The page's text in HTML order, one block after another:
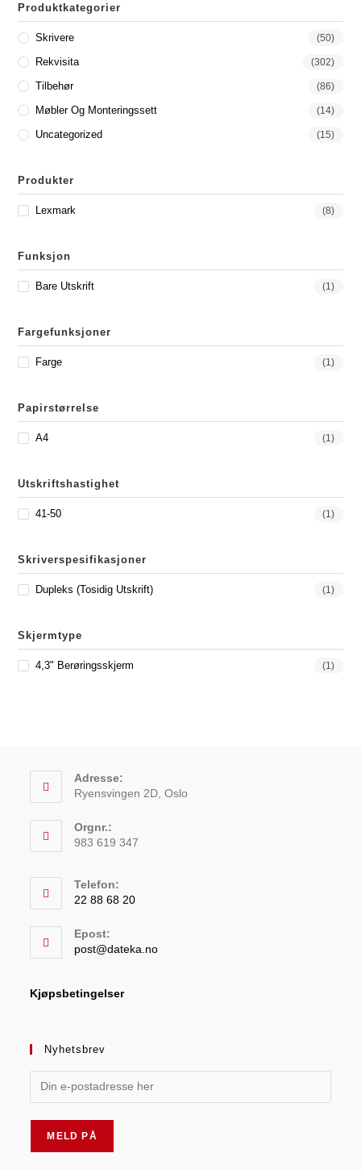
Produktkategorier
Skrivere (50)
Rekvisita (302)
Tilbehør (86)
Møbler Og Monteringssett (14)
Uncategorized (15)
Produkter
Lexmark (8)
Funksjon
Bare Utskrift (1)
Fargefunksjoner
Farge (1)
Papirstørrelse
A4 (1)
Utskriftshastighet
41-50 (1)
Skriverspesifikasjoner
Dupleks (Tosidig Utskrift) (1)
Skjermtype
4,3" Berøringsskjerm (1)
Adresse:
Ryensvingen 2D, Oslo
Orgnr.:
983 619 347
Telefon:
22 88 68 20
Epost:
post@dateka.no
Kjøpsbetingelser
Nyhetsbrev